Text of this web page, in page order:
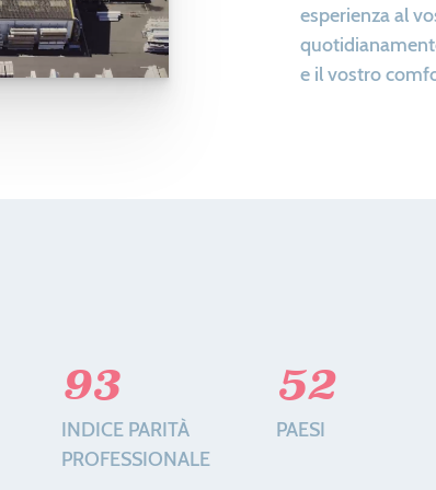
esperienza al
e il vostro
93
INDICE PARITÀ
PROFESSIONALE
52
PAESI